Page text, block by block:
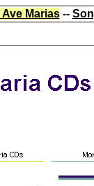
Ave Marias--